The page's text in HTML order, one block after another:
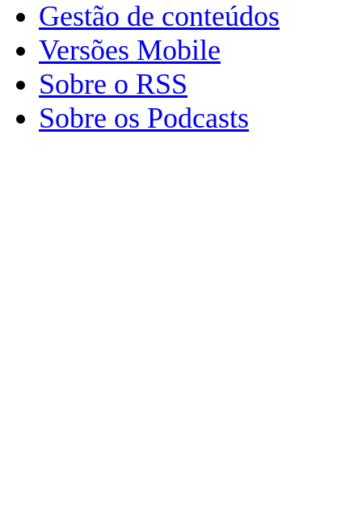
Gestão de conteúdos
Versões Mobile
Sobre o RSS
Sobre os Podcasts